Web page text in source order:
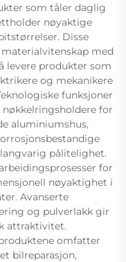
som tåler daglig
nøyaktige
Disse
med
levere produkter som
og mekanikere
funksjoner
for
aluminiumshus,
pålitelighet.
for
nøyaktighet i
Avanserte
og pulverlakk gir
attraktivitet.
omfatter
bilreparasjon,